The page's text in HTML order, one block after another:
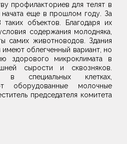
профилакториев для телят в
еще в прошлом году. За
объектов. Благодаря их
содержания молодняка,
самих животноводов. Здания
облегченный вариант, но
здорового микроклимата в
сырости и сквозняков.
в специальных клетках,
оборудованные молочные
председателя комитета